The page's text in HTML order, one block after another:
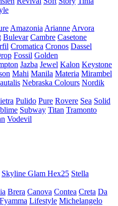
Amazonia Arianne Arvora
Bulevar Cambre Casetone
Cromatica Cronos Dassel
Fossil Golden
Jazba Jewel Kalon Keystone
Mahi Manila Materia Mirambel
Nebraska Colours Nordik
Pulido Pure Rovere Sea Solid
Subway Titan Tramonto
Vodevil
Skyline Glam Hex25 Stella
Brera Canova Contea Creta Da
Fyamma Lifestyle Michelangelo